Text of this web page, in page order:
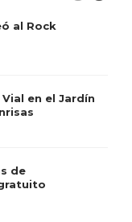
al Rock
en el Jardín
de